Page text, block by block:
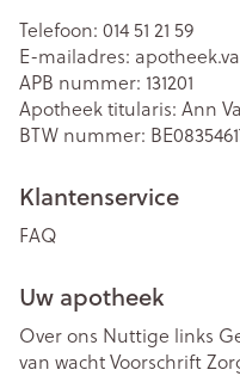
Telefoon: 014 51 21 59
E-mailadres:
APB nummer: 131201
Apotheek titularis: Ann
BTW nummer:
Klantenservice
FAQ
Uw apotheek
Over ons Nuttige links
van wachtVoorschrift